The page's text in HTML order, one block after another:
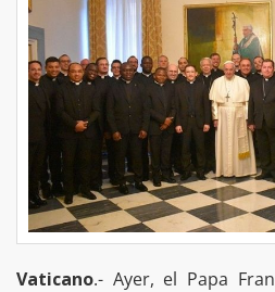
Vaticano.- Ayer, el Papa